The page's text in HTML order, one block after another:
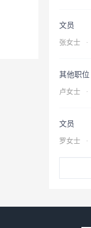
文员
张女士 ·
其他职位
卢女士 ·
文员
罗女士 ·